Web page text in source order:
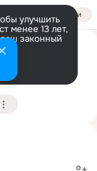
Войти
улучшить
менее 13 лет,
законный
лет)
кооперации
Подробнее